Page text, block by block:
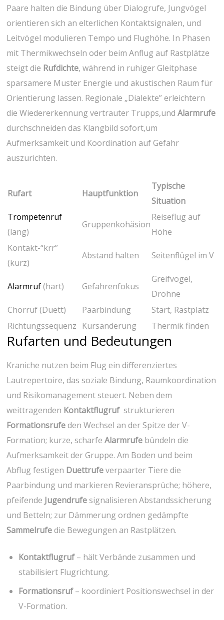
Paare halten die Bindung über Dialogrufe, Jungvögel
orientieren ‌sich ‍an elterlichen‍ Kontaktsignalen, und
Leitvögel modulieren Tempo und ​Flughöhe. In Phasen
mit Thermikwechseln oder beim Anflug auf Rastplätze
steigt die⁣ Rufdichte, während in‍ ruhiger Gleitphase
sparsamere Muster⁢ Energie und ‌akustischen Raum ‌für
Orientierung lassen. Regionale „Dialekte”​ erleichtern
die Wiedererkennung ⁢vertrauter Trupps,undAlarmrufe
⁢durchschneiden das ‌Klangbild ⁤sofort,um
Aufmerksamkeit und ‌Koordination auf Gefahr
auszurichten.
Rufart Hauptfunktion
Typische
Situation
Trompetenruf
(lang)
Gruppenkohäsion
Reiseflug auf
Höhe
Kontakt-“krr”
(kurz)
Abstand halten Seitenflügel im V
Alarmruf(hart) Gefahrenfokus
Greifvogel,
Drohne
Chorruf (Duett)
Paarbindung
Start, ⁣Rastplatz
Richtungssequenz Kursänderung Thermik finden
Rufarten und Bedeutungen
Kraniche nutzen beim Flug ein differenziertes
⁤Lautrepertoire,⁤ das soziale Bindung, Raumkoordination
und Risikomanagement steuert. Neben⁢ dem
weittragenden Kontaktflugruf⁢ strukturieren
Formationsrufeden Wechsel an der Spitze⁤ der⁣ V-
Formation; kurze, scharfeAlarmrufe bündeln die
Aufmerksamkeit der Gruppe.⁣ Am Boden und ⁤beim
Abflug festigen Duettrufeverpaarter Tiere die
Paarbindung⁣ und markieren Revieransprüche; höhere,
pfeifende Jugendrufesignalisieren Abstandssicherung
und Betteln; zur Dämmerung ordnen gedämpfte
Sammelrufedie Bewegungen an Rastplätzen.
Kontaktflugruf– hält Verbände zusammen‌ und⁢
stabilisiert Flugrichtung.
Formationsruf– koordiniert Positionswechsel⁤ in der
⁣V-Formation.